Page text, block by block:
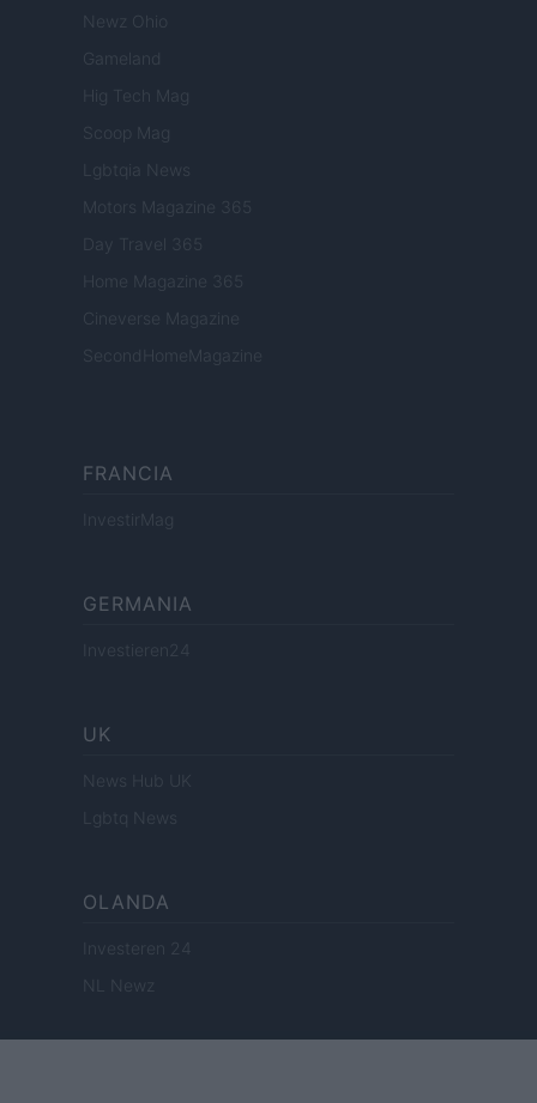
Newz Ohio
Gameland
Hig Tech Mag
Scoop Mag
Lgbtqia News
Motors Magazine 365
Day Travel 365
Home Magazine 365
Cineverse Magazine
SecondHomeMagazine
FRANCIA
InvestirMag
GERMANIA
Investieren24
UK
News Hub UK
Lgbtq News
OLANDA
Investeren 24
NL Newz